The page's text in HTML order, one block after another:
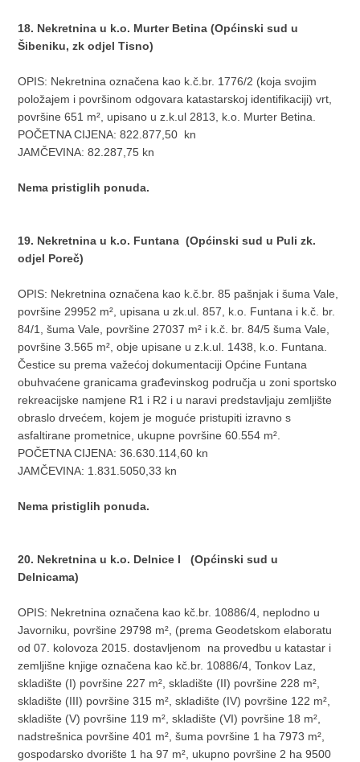
18. Nekretnina u k.o. Murter Betina (Općinski sud u
Šibeniku, zk odjel Tisno)
OPIS: Nekretnina označena kao k.č.br. 1776/2 (koja svojim
položajem i površinom odgovara katastarskoj identifikaciji) vrt,
površine 651 m², upisano u z.k.ul 2813, k.o. Murter Betina.
POČETNA CIJENA: 822.877,50 kn
JAMČEVINA: 82.287,75 kn
Nema pristiglih ponuda.
19. Nekretnina u k.o. Funtana (Općinski sud u Puli zk.
odjel Poreč)
OPIS: Nekretnina označena kao k.č.br. 85 pašnjak i šuma Vale,
površine 29952 m², upisana u zk.ul. 857, k.o. Funtana i k.č. br.
84/1, šuma Vale, površine 27037 m² i k.č. br. 84/5 šuma Vale,
površine 3.565 m², obje upisane u z.k.ul. 1438, k.o. Funtana.
Čestice su prema važećoj dokumentaciji Općine Funtana
obuhvaćene granicama građevinskog područja u zoni sportsko
rekreacijske namjene R1 i R2 i u naravi predstavljaju zemljište
obraslo drvećem, kojem je moguće pristupiti izravno s
asfaltirane prometnice, ukupne površine 60.554 m².
POČETNA CIJENA: 36.630.114,60 kn
JAMČEVINA: 1.831.5050,33 kn
Nema pristiglih ponuda.
20. Nekretnina u k.o. Delnice I (Općinski sud u
Delnicama)
OPIS: Nekretnina označena kao kč.br. 10886/4, neplodno u
Javorniku, površine 29798 m², (prema Geodetskom elaboratu
od 07. kolovoza 2015. dostavljenom na provedbu u katastar i
zemljišne knjige označena kao kč.br. 10886/4, Tonkov Laz,
skladište (I) površine 227 m², skladište (II) površine 228 m²,
skladište (III) površine 315 m², skladište (IV) površine 122 m²,
skladište (V) površine 119 m², skladište (VI) površine 18 m²,
nadstrešnica površine 401 m², šuma površine 1 ha 7973 m²,
gospodarsko dvorište 1 ha 97 m², ukupno površine 2 ha 9500